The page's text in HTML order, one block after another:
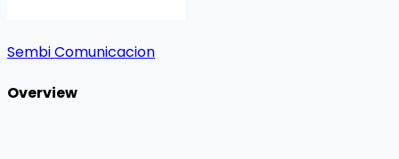
Sembi Comunicacion
Overview